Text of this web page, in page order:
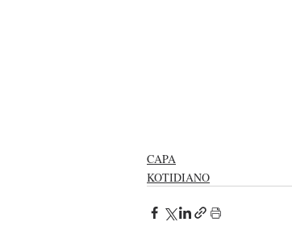
CAPA
KOTIDIANO